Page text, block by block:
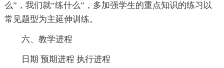
么”，我们就“练什么”，多加强学生的重点知识的练习以
常见题型为主延伸训练。
六、教学进程
日期 预期进程 执行进程